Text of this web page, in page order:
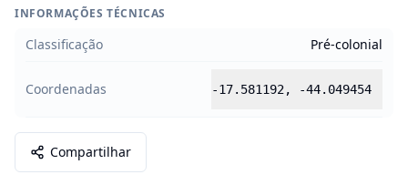
INFORMAÇÕES TÉCNICAS
Classificação Pré-colonial
Coordenadas -17.581192, -44.049454
Compartilhar